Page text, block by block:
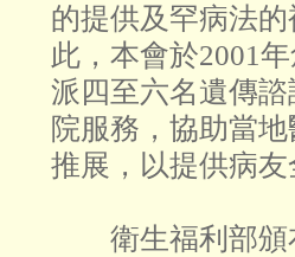
的提供及罕病法
此，本會於2001
派四至六名遺傳
院服務，協助當
推展，以提供病
衛生福利部頒